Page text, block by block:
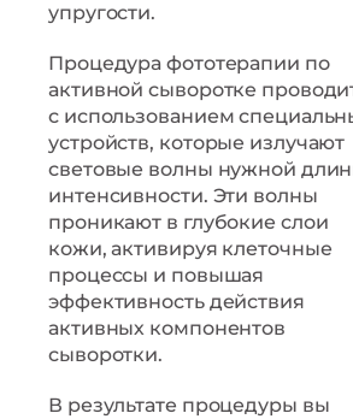
упругости.
Процедура фототерапии по
активной сыворотке
с использованием
устройств, которые излучают
световые волны нужной
интенсивности. Эти волны
проникают в глубокие слои
кожи, активируя клеточные
процессы и повышая
эффективность действия
активных компонентов
сыворотки.
В результате процедуры вы